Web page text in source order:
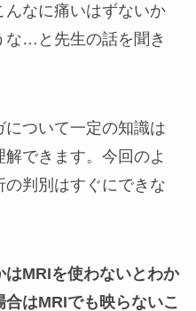
んなに痛いはずないか
な…と先生の話を聞き
ついて一定の知識は
できます。今回のよ
の判別はすぐにできな
MRIを使わないとわか
はMRIでも映らないこ